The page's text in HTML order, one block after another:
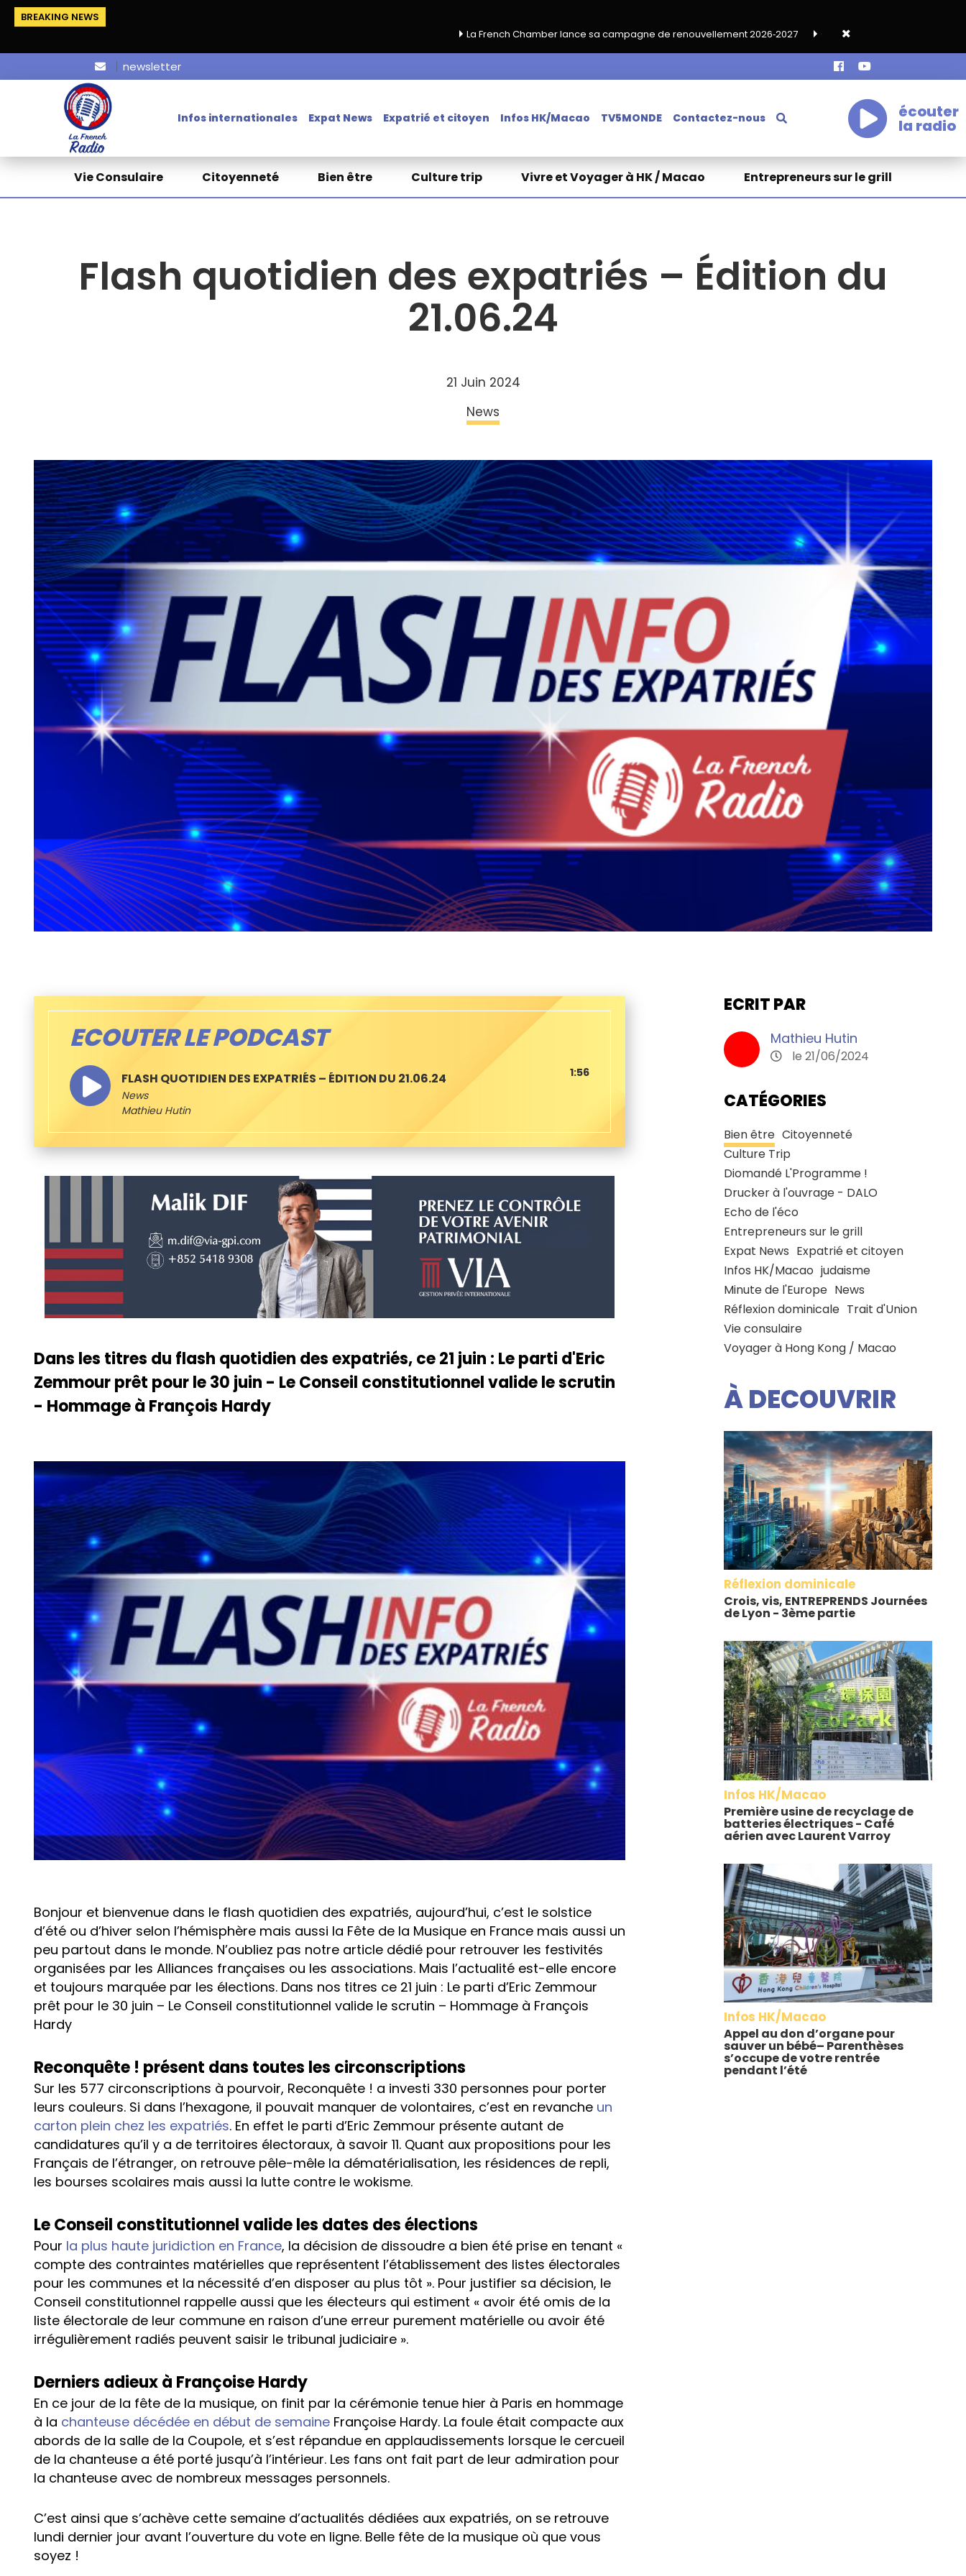
BREAKING NEWS
La French Chamber lance sa campagne de renouvellement 2026‑2027
Grand café de rentrée HKA le vendredi 18
newsletter
Infos internationales Expat News Expatrié et citoyen Infos HK/Macao TV5MONDE Contactez-nous écouter
la radio
Vie Consulaire Citoyenneté Bien être Culture trip Vivre et Voyager à HK / Macao Entrepreneurs sur le grill
Flash quotidien des expatriés – Édition du
21.06.24
21 Juin 2024
News
ECOUTER LE PODCAST
FLASH QUOTIDIEN DES EXPATRIÉS – ÉDITION DU 21.06.24
News
Mathieu Hutin
1:56
Dans les titres du flash quotidien des expatriés, ce 21 juin : Le parti d'Eric
Zemmour prêt pour le 30 juin - Le Conseil constitutionnel valide le scrutin
- Hommage à François Hardy
Bonjour et bienvenue dans le flash quotidien des expatriés, aujourd’hui, c’est le solstice
d’été ou d’hiver selon l’hémisphère mais aussi la Fête de la Musique en France mais aussi un
peu partout dans le monde. N’oubliez pas notre article dédié pour retrouver les festivités
organisées par les Alliances françaises ou les associations. Mais l’actualité est-elle encore
et toujours marquée par les élections. Dans nos titres ce 21 juin : Le parti d’Eric Zemmour
prêt pour le 30 juin – Le Conseil constitutionnel valide le scrutin – Hommage à François
Hardy
Reconquête ! présent dans toutes les circonscriptions
Sur les 577 circonscriptions à pourvoir, Reconquête ! a investi 330 personnes pour porter
leurs couleurs. Si dans l’hexagone, il pouvait manquer de volontaires, c’est en revanche un
carton plein chez les expatriés. En effet le parti d’Eric Zemmour présente autant de
candidatures qu’il y a de territoires électoraux, à savoir 11. Quant aux propositions pour les
Français de l’étranger, on retrouve pêle-mêle la dématérialisation, les résidences de repli,
les bourses scolaires mais aussi la lutte contre le wokisme.
Le Conseil constitutionnel valide les dates des élections
Pour la plus haute juridiction en France, la décision de dissoudre a bien été prise en tenant «
compte des contraintes matérielles que représentent l’établissement des listes électorales
pour les communes et la nécessité d’en disposer au plus tôt ». Pour justifier sa décision, le
Conseil constitutionnel rappelle aussi que les électeurs qui estiment « avoir été omis de la
liste électorale de leur commune en raison d’une erreur purement matérielle ou avoir été
irrégulièrement radiés peuvent saisir le tribunal judiciaire ».
Derniers adieux à Françoise Hardy
En ce jour de la fête de la musique, on finit par la cérémonie tenue hier à Paris en hommage
à la chanteuse décédée en début de semaine Françoise Hardy. La foule était compacte aux
abords de la salle de la Coupole, et s’est répandue en applaudissements lorsque le cercueil
de la chanteuse a été porté jusqu’à l’intérieur. Les fans ont fait part de leur admiration pour
la chanteuse avec de nombreux messages personnels.
C’est ainsi que s’achève cette semaine d’actualités dédiées aux expatriés, on se retrouve
lundi dernier jour avant l’ouverture du vote en ligne. Belle fête de la musique où que vous
soyez !
ECRIT PAR
Mathieu Hutin
le 21/06/2024
CATÉGORIES
Bien être Citoyenneté
Culture Trip
Diomandé L'Programme !
Drucker à l'ouvrage - DALO
Echo de l'éco
Entrepreneurs sur le grill
Expat News Expatrié et citoyen
Infos HK/Macao judaisme
Minute de l'Europe News
Réflexion dominicale Trait d'Union
Vie consulaire
Voyager à Hong Kong / Macao
À DECOUVRIR
Réflexion dominicale
Crois, vis, ENTREPRENDS Journées
de Lyon - 3ème partie
Infos HK/Macao
Première usine de recyclage de
batteries électriques - Café
aérien avec Laurent Varroy
Infos HK/Macao
Appel au don d’organe pour
sauver un bébé– Parenthèses
s’occupe de votre rentrée
pendant l’été